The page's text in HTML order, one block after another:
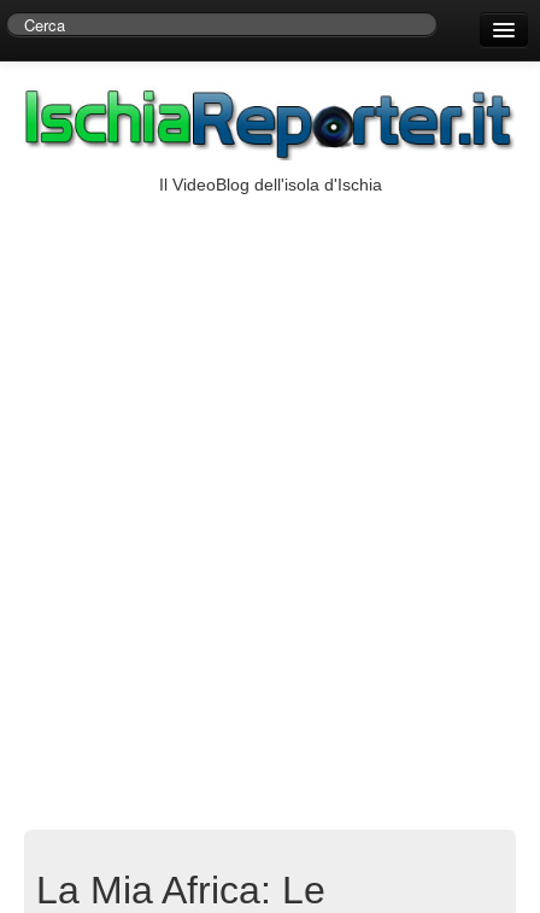
Centro di Ricerche Storiche D’Ambra
Il VideoBlog dell'isola d'Ischia
La Mia Africa: Le